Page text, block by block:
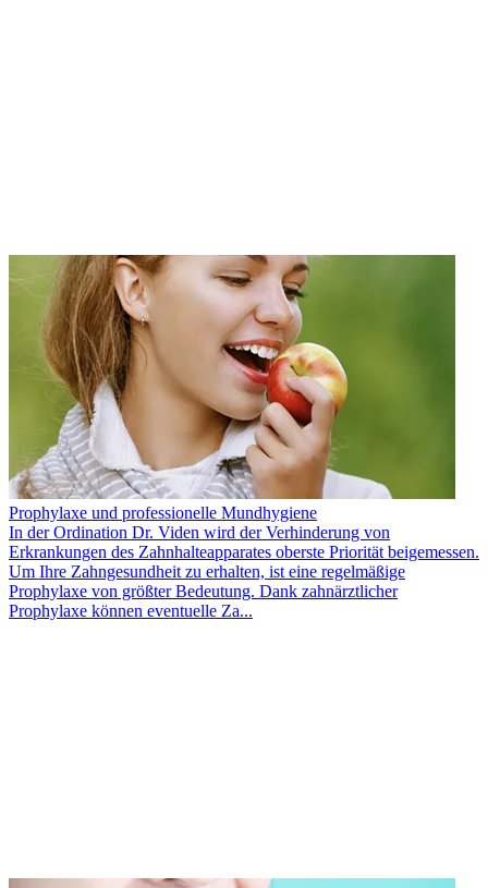
Prophylaxe und professionelle Mundhygiene
In der Ordination Dr. Viden wird der Verhinderung von
Erkrankungen des Zahnhalteapparates oberste Priorität beigemessen.
Um Ihre Zahngesundheit zu erhalten, ist eine regelmäßige
Prophylaxe von größter Bedeutung. Dank zahnärztlicher
Prophylaxe können eventuelle Za...